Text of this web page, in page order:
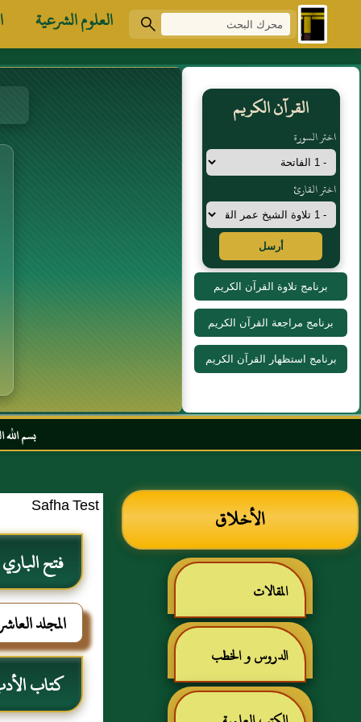
العلوم الشرعية
القرآن الكريم
اختر السورة
اختر القارئ
أرسل
برنامج تلاوة القرآن الكريم
برنامج مراجعة القرآن الكريم
برنامج استظهار القرآن الكريم
بسم الله الرحمن الرحيم
الأخلاق
المقالات
الدروس و الخطب
Safha Test
فتح
المجلد
كتاب